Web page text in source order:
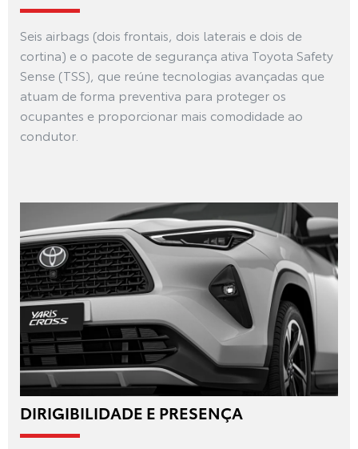
Seis airbags (dois frontais, dois laterais e dois de
cortina) e o pacote de segurança ativa Toyota Safety
Sense (TSS), que reúne tecnologias avançadas que
atuam de forma preventiva para proteger os
ocupantes e proporcionar mais comodidade ao
condutor.
DIRIGIBILIDADE E PRESENÇA